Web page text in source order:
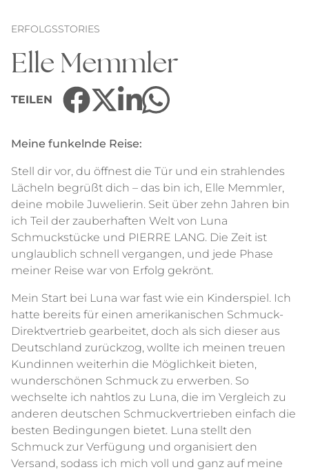
ERFOLGSSTORIES
Elle Memmler
TEILEN
Meine funkelnde Reise:
Stell dir vor, du öffnest die Tür und ein strahlendes
Lächeln begrüßt dich – das bin ich, Elle Memmler,
deine mobile Juwelierin. Seit über zehn Jahren bin
ich Teil der zauberhaften Welt von Luna
Schmuckstücke und PIERRE LANG. Die Zeit ist
unglaublich schnell vergangen, und jede Phase
meiner Reise war von Erfolg gekrönt.
Mein Start bei Luna war fast wie ein Kinderspiel. Ich
hatte bereits für einen amerikanischen Schmuck-
Direktvertrieb gearbeitet, doch als sich dieser aus
Deutschland zurückzog, wollte ich meinen treuen
Kundinnen weiterhin die Möglichkeit bieten,
wunderschönen Schmuck zu erwerben. So
wechselte ich nahtlos zu Luna, die im Vergleich zu
anderen deutschen Schmuckvertrieben einfach die
besten Bedingungen bietet. Luna stellt den
Schmuck zur Verfügung und organisiert den
Versand, sodass ich mich voll und ganz auf meine